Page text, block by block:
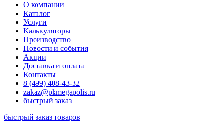
О компании
Каталог
Услуги
Калькуляторы
Производство
Новости и события
Акции
Доставка и оплата
Контакты
8 (499) 408-43-32
zakaz@pkmegapolis.ru
быстрый заказ
быстрый заказ товаров